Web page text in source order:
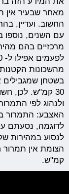
מאחר שבעיר אין
החשוב. ועדיין,
עם השנים, נוספו
מרכזיים בהם
מהשכונות
בשטחן שמגבילים
30 קמ"ש. לכן,
ולנהוג לפי
האצבע: התמרור
לדוגמה, נסעתם
קמ"ש.